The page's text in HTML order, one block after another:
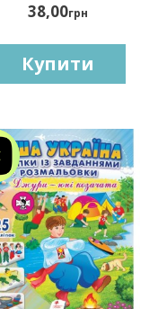
38,00грн
Купити